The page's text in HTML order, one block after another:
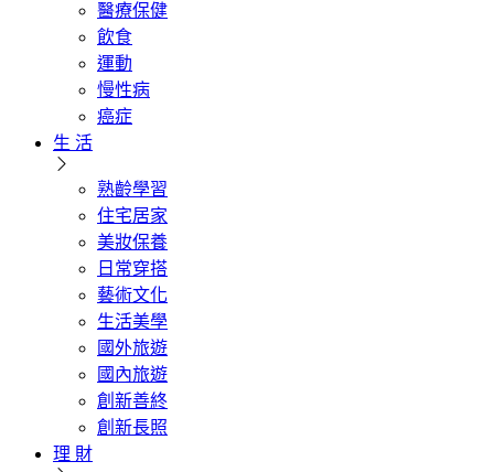
醫療保健
飲食
運動
慢性病
癌症
生 活
熟齡學習
住宅居家
美妝保養
日常穿搭
藝術文化
生活美學
國外旅遊
國內旅遊
創新善終
創新長照
理 財